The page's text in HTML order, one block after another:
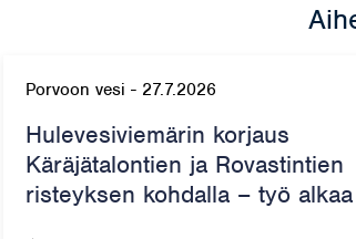
Porvoon vesi - 27.7.2026
Hulevesiviemärin korjaus
Käräjätalontien ja Rovastintien
risteyksen kohdalla – työ alkaa